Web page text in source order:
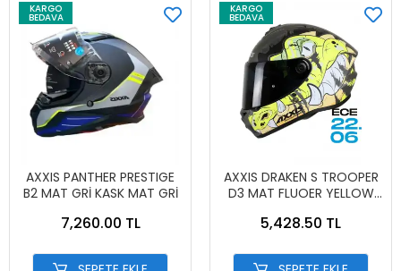
KARGO
BEDAVA
AXXIS PANTHER PRESTIGE
B2 MAT GRİ KASK MAT GRİ
7,260.00 TL
KARGO
BEDAVA
AXXIS DRAKEN S TROOPER
D3 MAT FLUOER YELLOW
5,428.50 TL